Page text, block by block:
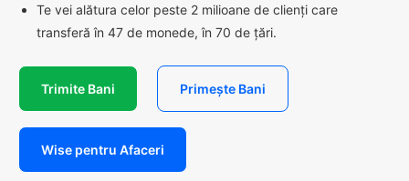
Te vei alătura celor peste 2 milioane de clienți care
transferă în 47 de monede, în 70 de țări.
Trimite Bani Primește Bani
Wise pentru Afaceri